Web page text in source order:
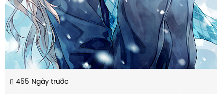
455 Ngày trước